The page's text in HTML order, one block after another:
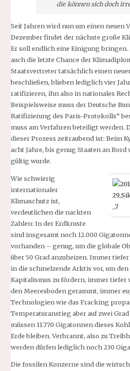
die können sich doch
Seit Jahren wird nun um einen neuen
Dezember findet der nächste große
Er soll endlich eine Einigung bringen.
auch die letzte Chance der
Staatsvertreter tatsächlich einen
beschließen, blieben lediglich vier
ratifizieren, ihn also in nationales
Beispielsweise muss der Deutsche
Ratifizierung des Paris-Protokolls“
muss am Verfahren beteiligt werden.
dieser Prozess zeitraubend ist: Beim
acht Jahre, bis genug Staaten an Bord
gültig wurde.
Wie schwierig
internationaler
Klimaschutz ist,
verdeutlichen die nackten
Zahlen: In der Erdkruste
sind insgesamt noch 12.000
vorhanden – genug, um die globale
über 50 Grad anzuheizen. Immer
in die schmelzende Arktis vor, um
Kapitalismus zu fördern, immer tiefer
den Meeresboden gerammt, immer
Technologien wie das Fracking
Temperaturanstieg aber auf zwei
müssen 11.770 Gigatonnen dieses
Erde bleiben. Verbrannt, also zu
werden dürfen lediglich noch 230
Die fossilen Konzerne sind die